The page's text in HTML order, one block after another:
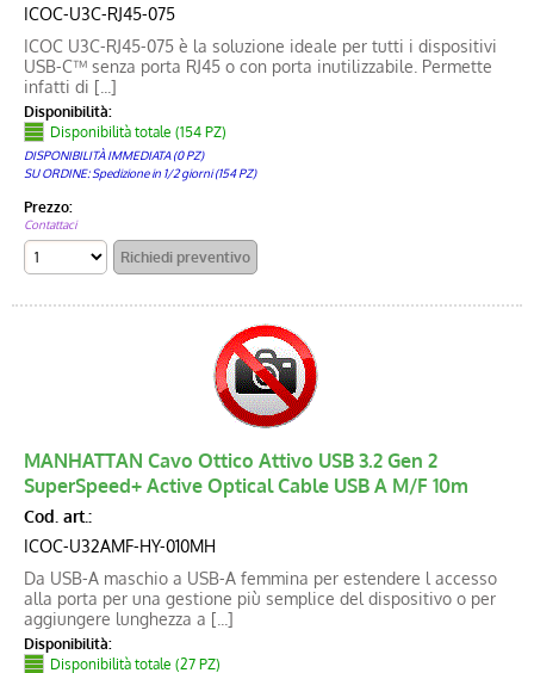
ICOC-U3C-RJ45-075
ICOC U3C-RJ45-075 è la soluzione ideale per tutti i dispositivi
USB-C™ senza porta RJ45 o con porta inutilizzabile. Permette
infatti di [...]
Disponibilità:
Disponibilità totale (154 PZ)
DISPONIBILITÀ IMMEDIATA (0 PZ)
SU ORDINE: Spedizione in 1/2 giorni (154 PZ)
Prezzo:
Contattaci
MANHATTAN Cavo Ottico Attivo USB 3.2 Gen 2
SuperSpeed+ Active Optical Cable USB A M/F 10m
Cod. art.:
ICOC-U32AMF-HY-010MH
Da USB-A maschio a USB-A femmina per estendere l accesso
alla porta per una gestione più semplice del dispositivo o per
aggiungere lunghezza a [...]
Disponibilità:
Disponibilità totale (27 PZ)